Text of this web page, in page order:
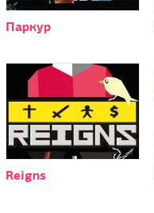
Паркур
Reigns